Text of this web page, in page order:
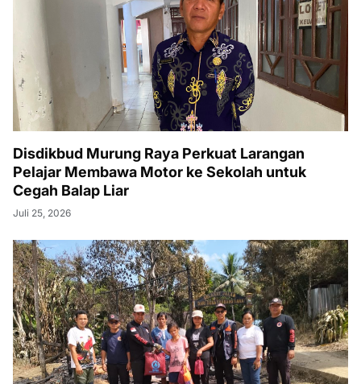
Disdikbud Murung Raya Perkuat Larangan
Pelajar Membawa Motor ke Sekolah untuk
Cegah Balap Liar
Juli 25, 2026